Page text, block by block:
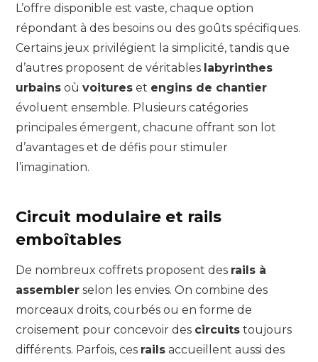
L’offre disponible est vaste, chaque option
répondant à des besoins ou des goûts spécifiques.
Certains jeux privilégient la simplicité, tandis que
d’autres proposent de véritables labyrinthes
urbains où voitures et engins de chantier
évoluent ensemble. Plusieurs catégories
principales émergent, chacune offrant son lot
d’avantages et de défis pour stimuler
l’imagination.
Circuit modulaire et rails
emboîtables
De nombreux coffrets proposent des rails à
assembler selon les envies. On combine des
morceaux droits, courbés ou en forme de
croisement pour concevoir des circuits toujours
différents. Parfois, ces rails accueillent aussi des